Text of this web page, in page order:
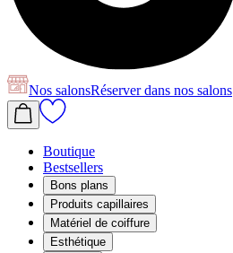
Nos salonsRéserverdans nos salons
Boutique
Bestsellers
Bons plans
Produits capillaires
Matériel de coiffure
Esthétique